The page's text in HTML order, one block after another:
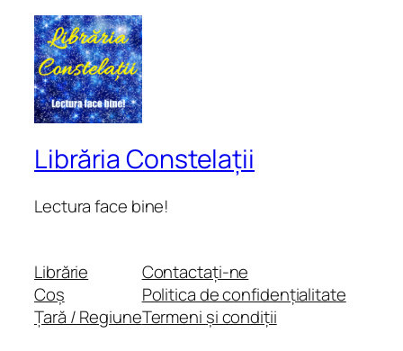
Librăria Constelații
Lectura face bine!
Librărie
Coș
Țară / Regiune
Contactați-ne
Politica de confidențialitate
Termeni și condiții